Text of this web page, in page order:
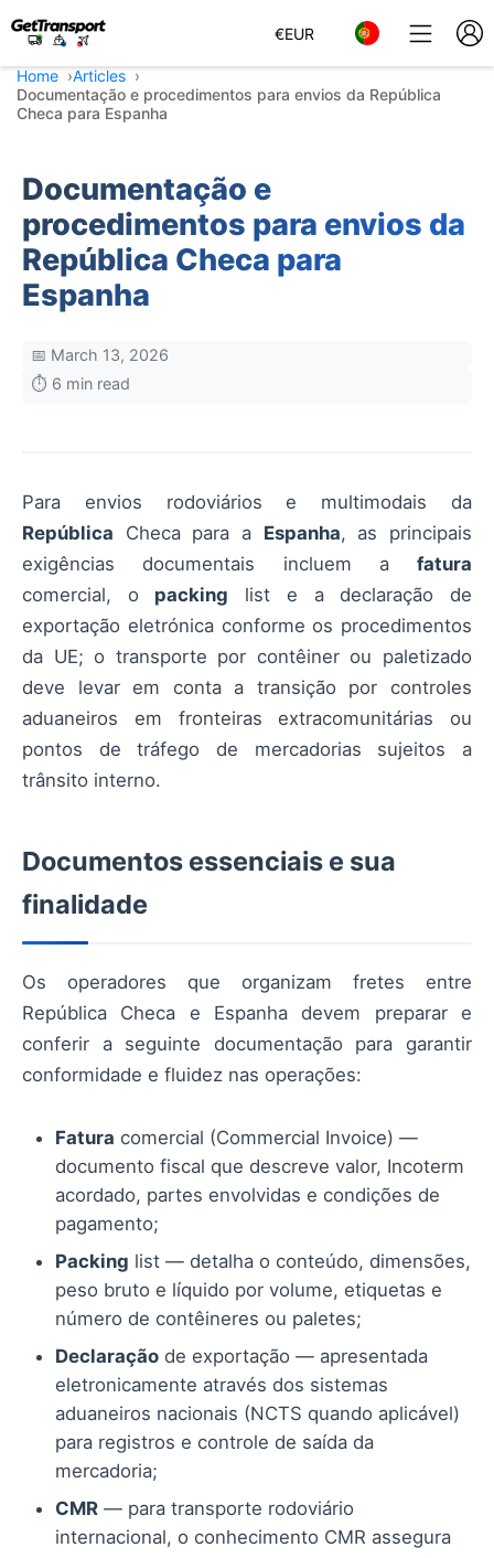
€EUR
Home
Articles
Documentação e procedimentos para envios da República
Checa para Espanha
Documentação e
procedimentos para envios da
República Checa para
Espanha
📅 March 13, 2026
⏱️ 6 min read
Para envios rodoviários e multimodais da
República Checa para a Espanha, as principais
exigências documentais incluem a fatura
comercial, o packing list e a declaração de
exportação eletrónica conforme os procedimentos
da UE; o transporte por contêiner ou paletizado
deve levar em conta a transição por controles
aduaneiros em fronteiras extracomunitárias ou
pontos de tráfego de mercadorias sujeitos a
trânsito interno.
Documentos essenciais e sua
finalidade
Os operadores que organizam fretes entre
República Checa e Espanha devem preparar e
conferir a seguinte documentação para garantir
conformidade e fluidez nas operações:
Fatura comercial (Commercial Invoice) —
documento fiscal que descreve valor, Incoterm
acordado, partes envolvidas e condições de
pagamento;
Packing list — detalha o conteúdo, dimensões,
peso bruto e líquido por volume, etiquetas e
número de contêineres ou paletes;
Declaração de exportação — apresentada
eletronicamente através dos sistemas
aduaneiros nacionais (NCTS quando aplicável)
para registros e controle de saída da
mercadoria;
CMR — para transporte rodoviário
internacional, o conhecimento CMR assegura